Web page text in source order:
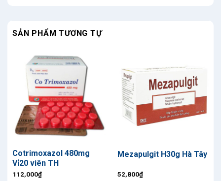
SẢN PHẨM TƯƠNG TỰ
Cotrimoxazol 480mg
Vỉ20 viên TH
112,000₫
Mezapulgit H30g Hà Tây
52,800₫